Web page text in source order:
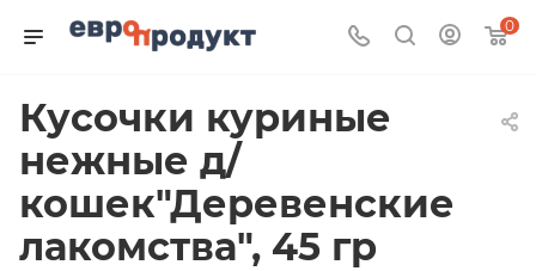
0
Кусочки куриные
нежные д/
кошек"Деревенские
лакомства", 45 гр